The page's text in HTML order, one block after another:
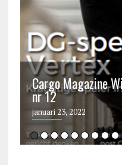
Cargo Magazine
nr 12
januari 23, 2022